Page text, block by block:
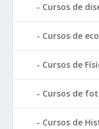
Cursos de
Cursos de
Cursos de
Cursos de
Cursos de